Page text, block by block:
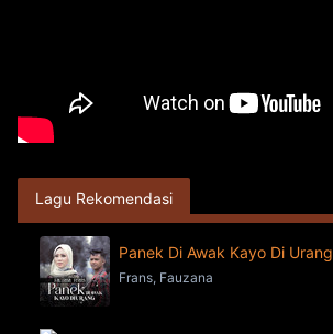
Lagu Rekomendasi
Panek Di Awak Kayo Di Urang
Frans, Fauzana